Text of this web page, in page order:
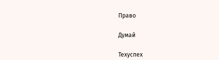
Право
Думай
Техуспех